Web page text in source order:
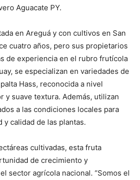
Aguacate PY.
en Areguá y con cultivos en San
cuatro años, pero sus propietarios
de experiencia en el rubro frutícola
se especializan en variedades de
Hass, reconocida a nivel
y suave textura. Además, utilizan
a las condiciones locales para
y calidad de las plantas.
cultivadas, esta fruta
de crecimiento y
sector agrícola nacional. “Somos el